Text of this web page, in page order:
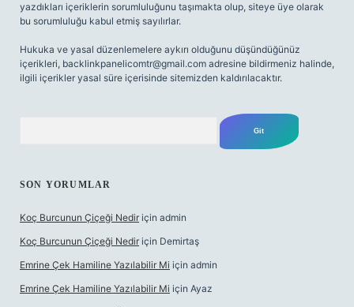
yazdıkları içeriklerin sorumluluğunu taşımakta olup, siteye üye olarak
bu sorumluluğu kabul etmiş sayılırlar.
Hukuka ve yasal düzenlemelere aykırı olduğunu düşündüğünüz
içerikleri, backlinkpanelicomtr@gmail.com adresine bildirmeniz halinde,
ilgili içerikler yasal süre içerisinde sitemizden kaldırılacaktır.
SON YORUMLAR
Koç Burcunun Çiçeği Nedir için admin
Koç Burcunun Çiçeği Nedir için Demirtaş
Emrine Çek Hamiline Yazılabilir Mi için admin
Emrine Çek Hamiline Yazılabilir Mi için Ayaz